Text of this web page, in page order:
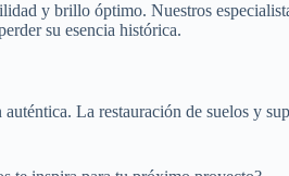
y brillo óptimo. Nuestros
su esencia histórica.
La restauración de suelos y